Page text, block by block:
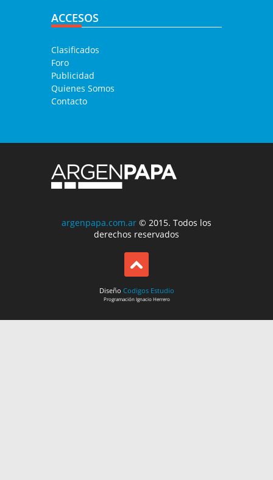
ACCESOS
Clasificados
Foro
Publicidad
Quienes Somos
Contacto
argenpapa.com.ar © 2015. Todos los
derechos reservados
Diseño Codigos Estudio
ProgramaciónIgnacio Herrero